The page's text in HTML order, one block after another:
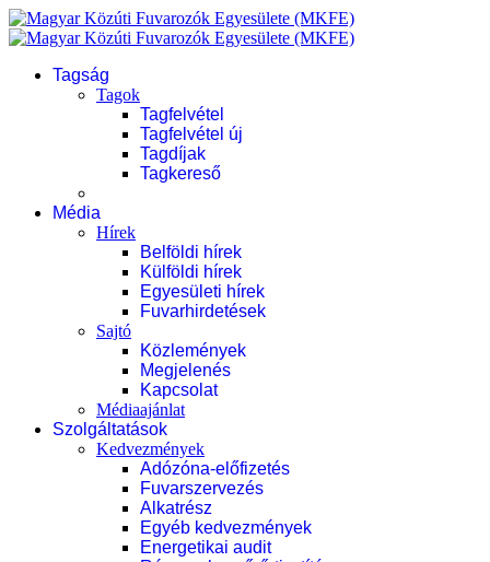
Tagság
Tagok
Tagfelvétel
Tagfelvétel új
Tagdíjak
Tagkereső
Média
Hírek
Belföldi hírek
Külföldi hírek
Egyesületi hírek
Fuvarhirdetések
Sajtó
Közlemények
Megjelenés
Kapcsolat
Médiaajánlat
Szolgáltatások
Kedvezmények
Adózóna-előfizetés
Fuvarszervezés
Alkatrész
Egyéb kedvezmények
Energetikai audit